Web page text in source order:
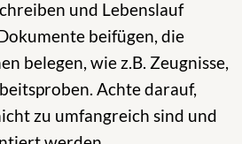
und Lebenslauf
beifügen, die
belegen, wie z.B. Zeugnisse,
Achte darauf,
zu umfangreich sind und